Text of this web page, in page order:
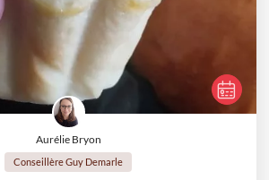
Aurélie Bryon
Conseillère Guy Demarle